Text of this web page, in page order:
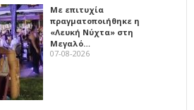
Με επιτυχία
πραγματοποιήθηκε η
«Λευκή Νύχτα» στη
Μεγαλό…
07-08-2026